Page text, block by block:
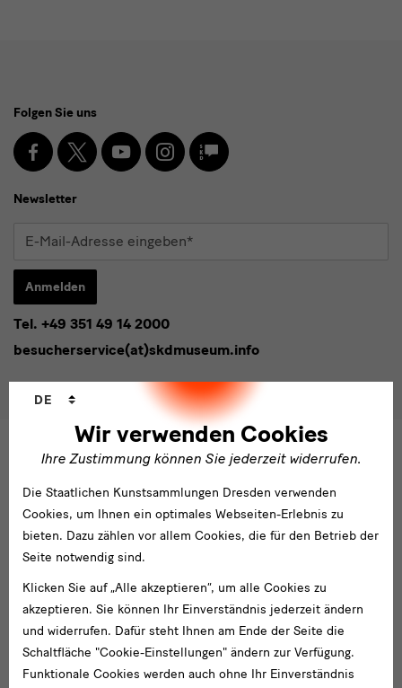
Wir verwenden Cookies
Ihre Zustimmung können Sie jederzeit widerrufen.
Sprachwechsler
DE
Die Staatlichen Kunstsammlungen Dresden verwenden
Cookies, um Ihnen ein optimales Webseiten-Erlebnis zu
bieten. Dazu zählen vor allem Cookies, die für den Betrieb der
Seite notwendig sind.
Klicken Sie auf „Alle akzeptieren“, um alle Cookies zu
akzeptieren. Sie können Ihr Einverständnis jederzeit ändern
und widerrufen. Dafür steht Ihnen am Ende der Seite die
Schaltfläche "Cookie-Einstellungen" ändern zur Verfügung.
Funktionale Cookies werden auch ohne Ihr Einverständnis
Media
und
Newsletter
Folgen Sie uns
Facebook
X YoutubeInstagramSKD
Blog
Newsletter
E-
Adresse
Anmelden
* Pflichtfeld
Ich stimme derDatenschutzerklärung
Bitte wählen Sie mindestens einen Newsletter aus.
Ich möchte gern folgende Newsletterabonnieren*
Newsletterder Staatlichen Kunstsammlungen
Newsletter des Albertinum
Newsletter Tourismus
NewsletterMuseum für Sächsische Volkskunst
Tel. +49 351 49 14 2000
besucherservice(at)skdmuseum.info
Kunstsammlungen
Gebäude,
Museen
Gebäude
Albertinum